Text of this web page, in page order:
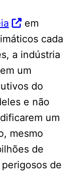
em
cada
a indústria
um
do
e não
um
mesmo
de
de